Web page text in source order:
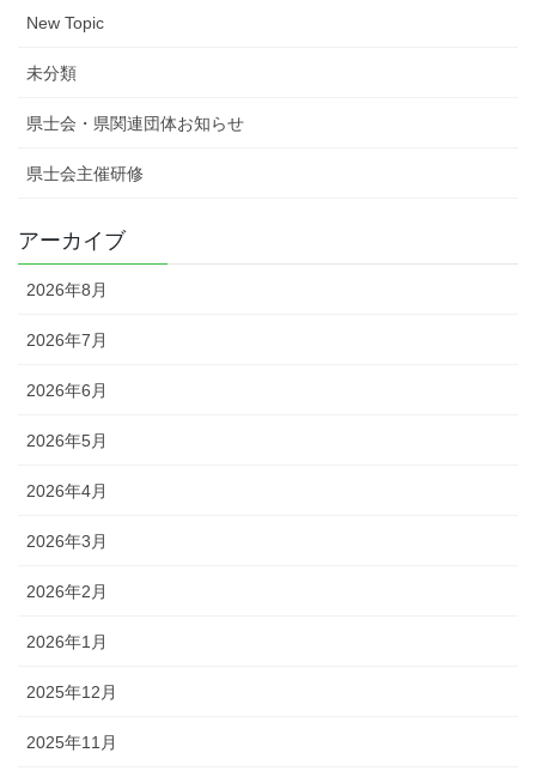
New Topic
未分類
県士会・県関連団体お知らせ
県士会主催研修
アーカイブ
2026年8月
2026年7月
2026年6月
2026年5月
2026年4月
2026年3月
2026年2月
2026年1月
2025年12月
2025年11月